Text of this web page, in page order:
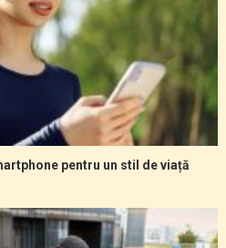
pentru un stil de viață